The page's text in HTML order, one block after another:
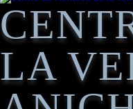
LA